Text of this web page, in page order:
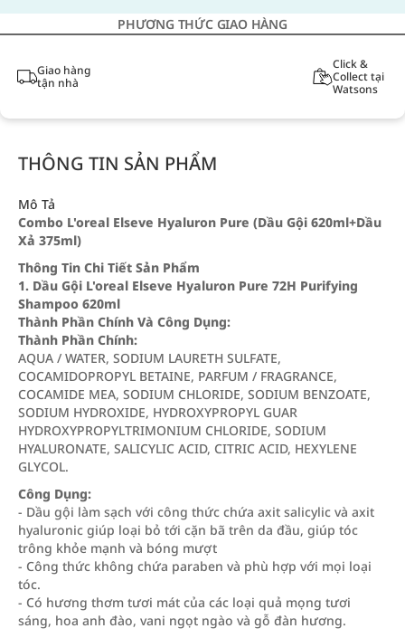
PHƯƠNG THỨC GIAO HÀNG
Giao hàng
tận nhà
Click &
Collect tại
Watsons
THÔNG TIN SẢN PHẨM
Mô Tả
Combo L'oreal Elseve Hyaluron Pure (Dầu Gội 620ml+Dầu
Xả 375ml)
Thông Tin Chi Tiết Sản Phẩm
1. Dầu Gội L'oreal Elseve Hyaluron Pure 72H Purifying
Shampoo 620ml
Thành Phần Chính Và Công Dụng:
Thành Phần Chính:
AQUA / WATER, SODIUM LAURETH SULFATE,
COCAMIDOPROPYL BETAINE, PARFUM / FRAGRANCE,
COCAMIDE MEA, SODIUM CHLORIDE, SODIUM BENZOATE,
SODIUM HYDROXIDE, HYDROXYPROPYL GUAR
HYDROXYPROPYLTRIMONIUM CHLORIDE, SODIUM
HYALURONATE, SALICYLIC ACID, CITRIC ACID, HEXYLENE
GLYCOL.
Công Dụng:
- Dầu gội làm sạch với công thức chứa axit salicylic và axit
hyaluronic giúp loại bỏ tới cặn bã trên da đầu, giúp tóc
trông khỏe mạnh và bóng mượt
- Công thức không chứa paraben và phù hợp với mọi loại
tóc.
- Có hương thơm tươi mát của các loại quả mọng tươi
sáng, hoa anh đào, vani ngọt ngào và gỗ đàn hương.